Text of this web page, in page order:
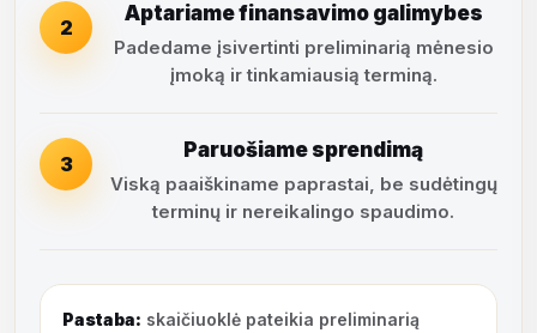
2
Aptariame finansavimo galimybes
Padedame įsivertinti preliminarią mėnesio
įmoką ir tinkamiausią terminą.
3
Paruošiame sprendimą
Viską paaiškiname paprastai, be sudėtingų
terminų ir nereikalingo spaudimo.
Pastaba: skaičiuoklė pateikia preliminarią